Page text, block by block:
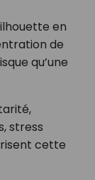
en
de
qu’une
stress
cette